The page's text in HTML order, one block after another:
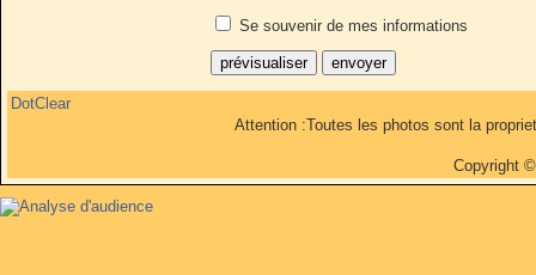
Se souvenir de mes informations
DotClear
Attention :Toutes les photos sont la
Copyright